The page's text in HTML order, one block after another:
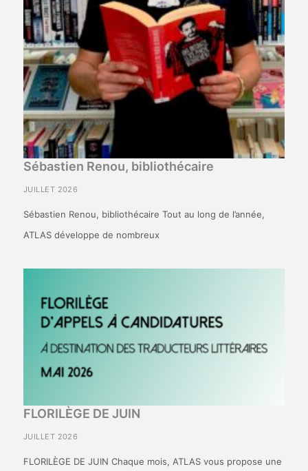
Sébastien Renou, bibliothécaire
JUILLET 2026
Sébastien Renou, bibliothécaire Tout au long de l’année,
ATLAS développe de nombreux
FLORILÈGE DE JUIN
JUILLET 2026
FLORILÈGE DE JUIN Chaque mois, ATLAS vous propose une